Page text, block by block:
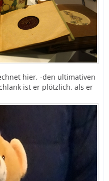
hier, -den ultimativen
ist er plötzlich, als er